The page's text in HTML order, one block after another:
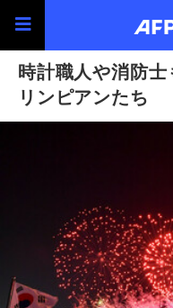
時計職人や消防
リンピアンたち